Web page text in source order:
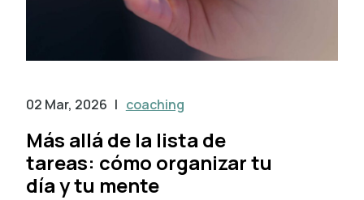
02 Mar, 2026 | coaching
Más allá de la lista de
tareas: cómo organizar tu
día y tu mente